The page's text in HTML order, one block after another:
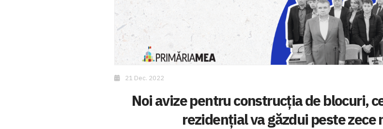
21 Dec. 2022
Noi avize pentru construcția de blocuri,
rezidențial va găzdui peste zece